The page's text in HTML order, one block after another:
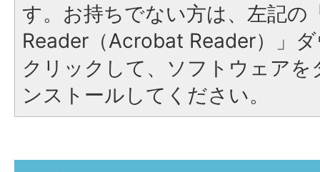
す。お持ちでない方は、左記の
Reader（Acrobat Reader）」
クリックして、ソフトウェア
ンストールしてください。